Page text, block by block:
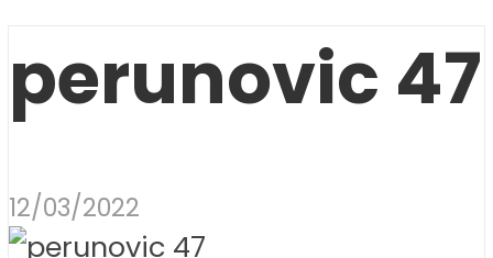
perunovic 47
12/03/2022